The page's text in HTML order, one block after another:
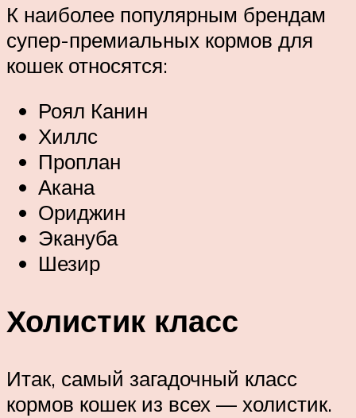
К наиболее популярным брендам
супер-премиальных кормов для
кошек относятся:
Роял Канин
Хиллс
Проплан
Акана
Ориджин
Экануба
Шезир
Холистик класс
Итак, самый загадочный класс
кормов кошек из всех — холистик.